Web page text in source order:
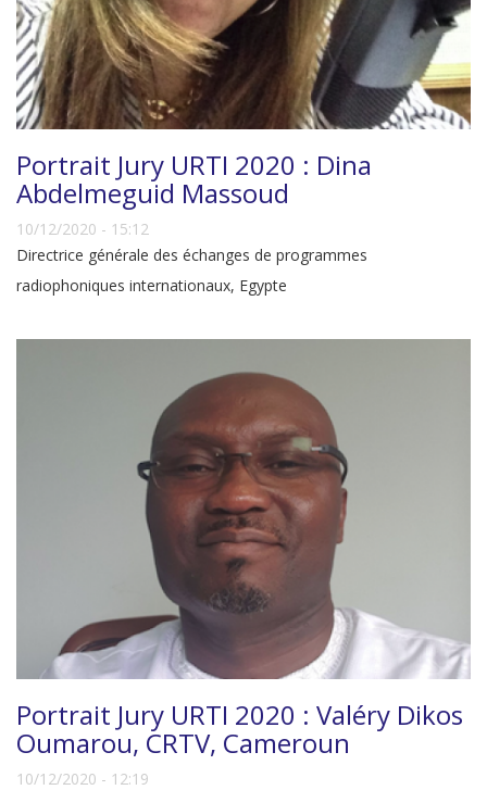
Portrait Jury URTI 2020 : Dina
Abdelmeguid Massoud
10/12/2020 - 15:12
Directrice générale des échanges de programmes
radiophoniques internationaux, Egypte
Portrait Jury URTI 2020 : Valéry Dikos
Oumarou, CRTV, Cameroun
10/12/2020 - 12:19